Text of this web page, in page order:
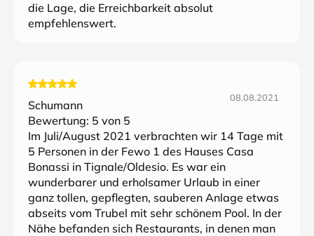
die Lage, die Erreichbarkeit absolut
empfehlenswert.
Schumann
08.08.2021
Bewertung: 5 von 5
Im Juli/August 2021 verbrachten wir 14 Tage mit
5 Personen in der Fewo 1 des Hauses Casa
Bonassi in Tignale/Oldesio. Es war ein
wunderbarer und erholsamer Urlaub in einer
ganz tollen, gepflegten, sauberen Anlage etwas
abseits vom Trubel mit sehr schönem Pool. In der
Nähe befanden sich Restaurants, in denen man